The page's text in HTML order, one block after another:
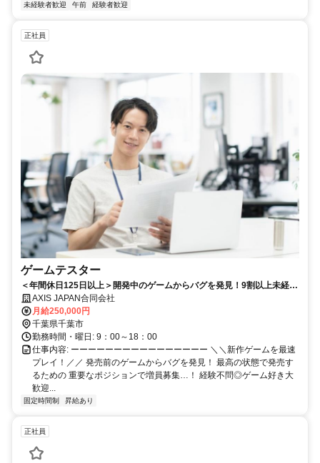
未経験者歓迎
午前 経験者歓迎
正社員
ゲームテスター
＜年間休日125日以上＞開発中のゲームからバグを発見！9割以上未経験
スタート＆20代活躍中★社会人経験は問いません◎
AXIS JAPAN合同会社
月給250,000円
千葉県千葉市
勤務時間・曜日: 9：00～18：00
仕事内容: ーーーーーーーーーーーーーーーー ＼＼新作ゲームを最速
プレイ！／／ 発売前のゲームからバグを発見！ 最高の状態で発売す
るための 重要なポジションで増員募集…！ 経験不問◎ゲーム好き大
歓迎...
固定時間制 昇給あり
正社員